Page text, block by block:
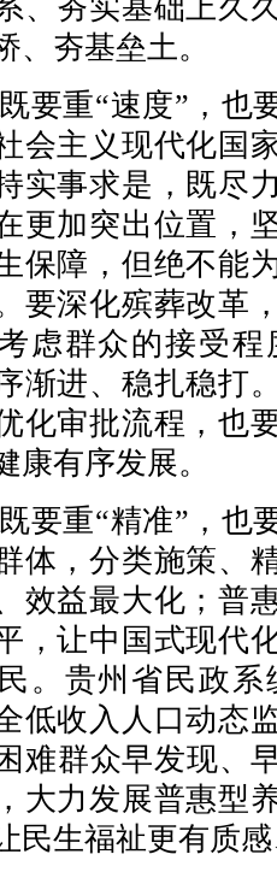
、夯实基础上久
、夯基垒土。
要重“速度”，也
会主义现代化国
实事求是，既尽
更加突出位置，
保障，但绝不能
要深化殡葬改革
虑群众的接受
渐进、稳扎稳打
化审批流程，也
康有序发展。
要重“精准”，也
体，分类施策、
效益最大化；普
，让中国式现代
。贵州省民政
低收入人口动态
难群众早发现、
大力发展普惠型
民生福祉更有质